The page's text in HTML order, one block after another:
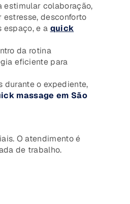
estimular colaboração,
desconforto
e a quick
da rotina
eficiente para
o expediente,
massage em São
O atendimento é
de trabalho.